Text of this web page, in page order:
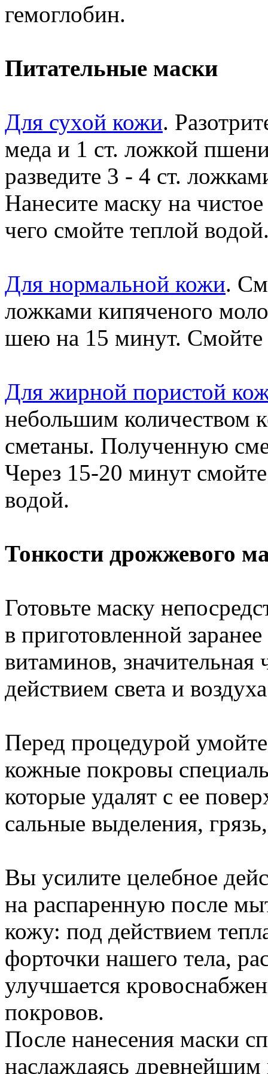
гемоглобин.
Питательные маски
Для сухой кожи.
меда и 1 ст. ложкой
разведите 3 - 4 ст.
Нанесите маску на
чего смойте теплой
Для нормальной кожи.
ложками кипяченого
шею на 15 минут. Смойте
Для жирной пористой
небольшим количеством
сметаны. Полученную
Через 15-20 минут
водой.
Тонкости дрожжевого
Готовьте маску
в приготовленной
витаминов, значительная
действием света и
Перед процедурой
кожные покровы
которые удалят с ее
сальные выделения,
Вы усилите целебное
на распаренную после
кожу: под действием
форточки нашего тела,
улучшается
покровов.
После нанесения маски
наслаждаясь